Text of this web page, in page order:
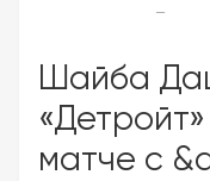
Шайба
матче с